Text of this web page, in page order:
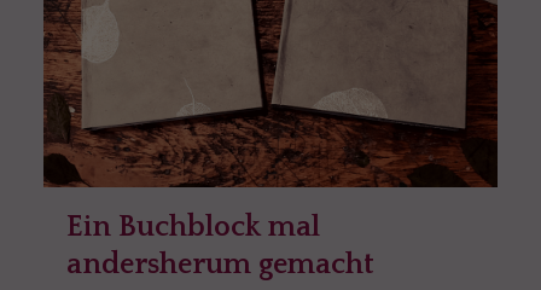
Ein Buchblock mal
andersherum gemacht